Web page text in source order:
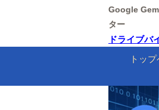
Google
ター
ドライブバ
トッ